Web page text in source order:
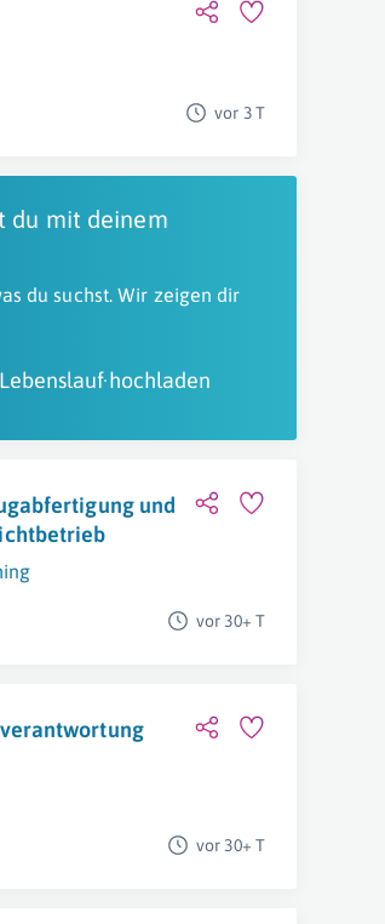
vor 3 T
du mit deinem
du suchst. Wir zeigen dir
Lebenslauf hochladen
und
vor 30+ T
vor 30+ T